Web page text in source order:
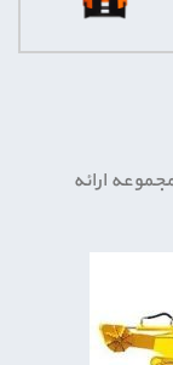
ارائه